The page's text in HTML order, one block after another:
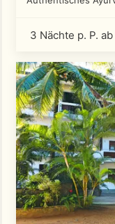
3 Nächte p. P. ab